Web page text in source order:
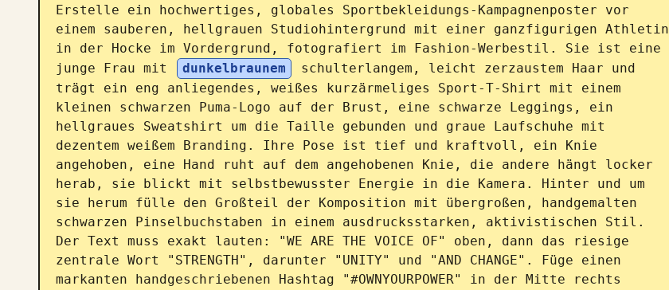
Erstelle ein hochwertiges, globales Sportbekleidungs-Kampagnenposter vor
einem sauberen, hellgrauen Studiohintergrund mit einer ganzfigurigen Athletin
in der Hocke im Vordergrund, fotografiert im Fashion-Werbestil. Sie ist eine
junge Frau mit
dunkelbraunem
schulterlangem, leicht zerzaustem Haar und
trägt ein eng anliegendes, weißes kurzärmeliges Sport-T-Shirt mit einem
kleinen schwarzen Puma-Logo auf der Brust, eine schwarze Leggings, ein
hellgraues Sweatshirt um die Taille gebunden und graue Laufschuhe mit
dezentem weißem Branding. Ihre Pose ist tief und kraftvoll, ein Knie
angehoben, eine Hand ruht auf dem angehobenen Knie, die andere hängt locker
herab, sie blickt mit selbstbewusster Energie in die Kamera. Hinter und um
sie herum fülle den Großteil der Komposition mit übergroßen, handgemalten
schwarzen Pinselbuchstaben in einem ausdrucksstarken, aktivistischen Stil.
Der Text muss exakt lauten: "WE ARE THE VOICE OF" oben, dann das riesige
zentrale Wort "STRENGTH", darunter "UNITY" und "AND CHANGE". Füge einen
markanten handgeschriebenen Hashtag "#OWNYOURPOWER" in der Mitte rechts